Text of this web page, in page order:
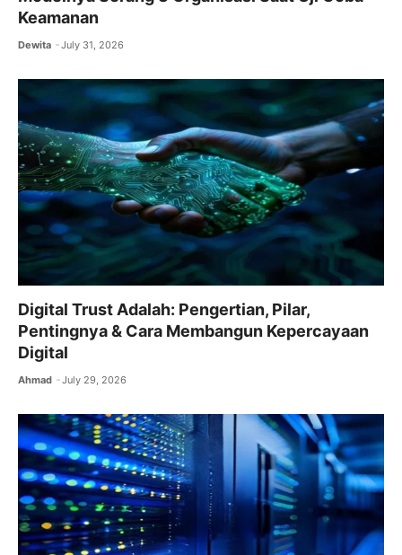
Keamanan
Dewita July 31, 2026
Digital Trust Adalah: Pengertian, Pilar,
Pentingnya & Cara Membangun Kepercayaan
Digital
Ahmad July 29, 2026